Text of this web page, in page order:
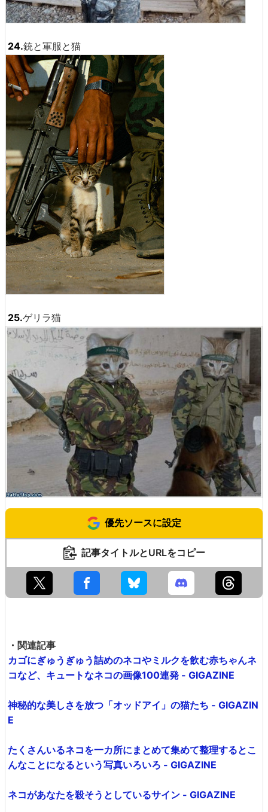
24.銃と軍服と猫
25.ゲリラ猫
優先ソースに設定
記事タイトルとURLをコピー
・関連記事
カゴにぎゅうぎゅう詰めのネコやミルクを飲む赤ちゃんネ
コなど、キュートなネコの画像100連発 - GIGAZINE
神秘的な美しさを放つ「オッドアイ」の猫たち - GIGAZIN
E
たくさんいるネコを一カ所にまとめて集めて整理するとこ
んなことになるという写真いろいろ - GIGAZINE
ネコがあなたを殺そうとしているサイン - GIGAZINE